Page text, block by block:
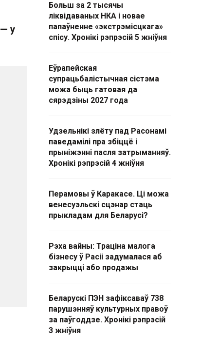
у
Больш за 2 тысячы
ліквідаваных НКА і новае
папаўненне «экстрэмісцкага»
спісу. Хронікі рэпрэсій 5 жніўня
Еўрапейская
супрацьбалістычная сістэма
можа быць гатовая да
сярэдзіны 2027 года
Удзельнікі злёту пад Расонамі
паведамілі пра збіццё і
прыніжэнні пасля затрыманняў.
Хронікі рэпрэсій 4 жніўня
Перамовы ў Каракасе. Ці можа
венесуэльскі сцэнар стаць
прыкладам для Беларусі?
Рэха вайны: Траціна малога
бізнесу ў Расіі задумалася аб
закрыцці або продажы
Беларускі ПЭН зафіксаваў 738
парушэнняў культурных правоў
за паўгоддзе. Хронікі рэпрэсій
3 жніўня